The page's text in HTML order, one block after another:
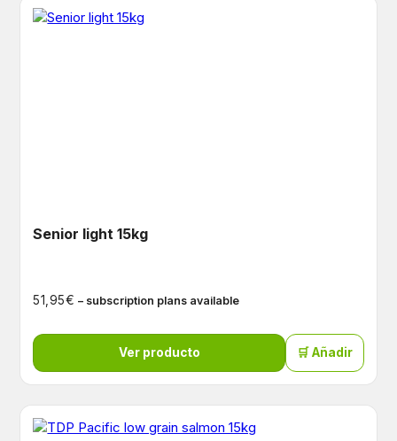
Senior light 15kg
51,95€ – subscription plans available
Ver producto 🛒 Añadir